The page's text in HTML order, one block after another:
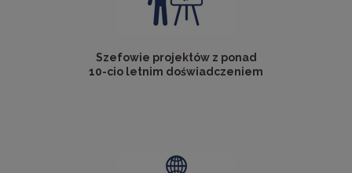
Szefowie projektów z ponad
10-cio letnim doświadczeniem